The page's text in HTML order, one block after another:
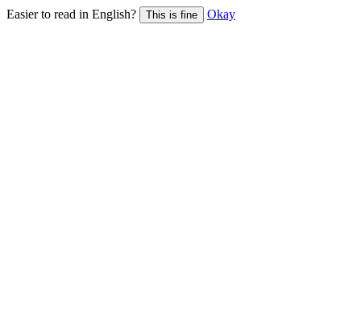
Easier to read in English? This is fine Okay